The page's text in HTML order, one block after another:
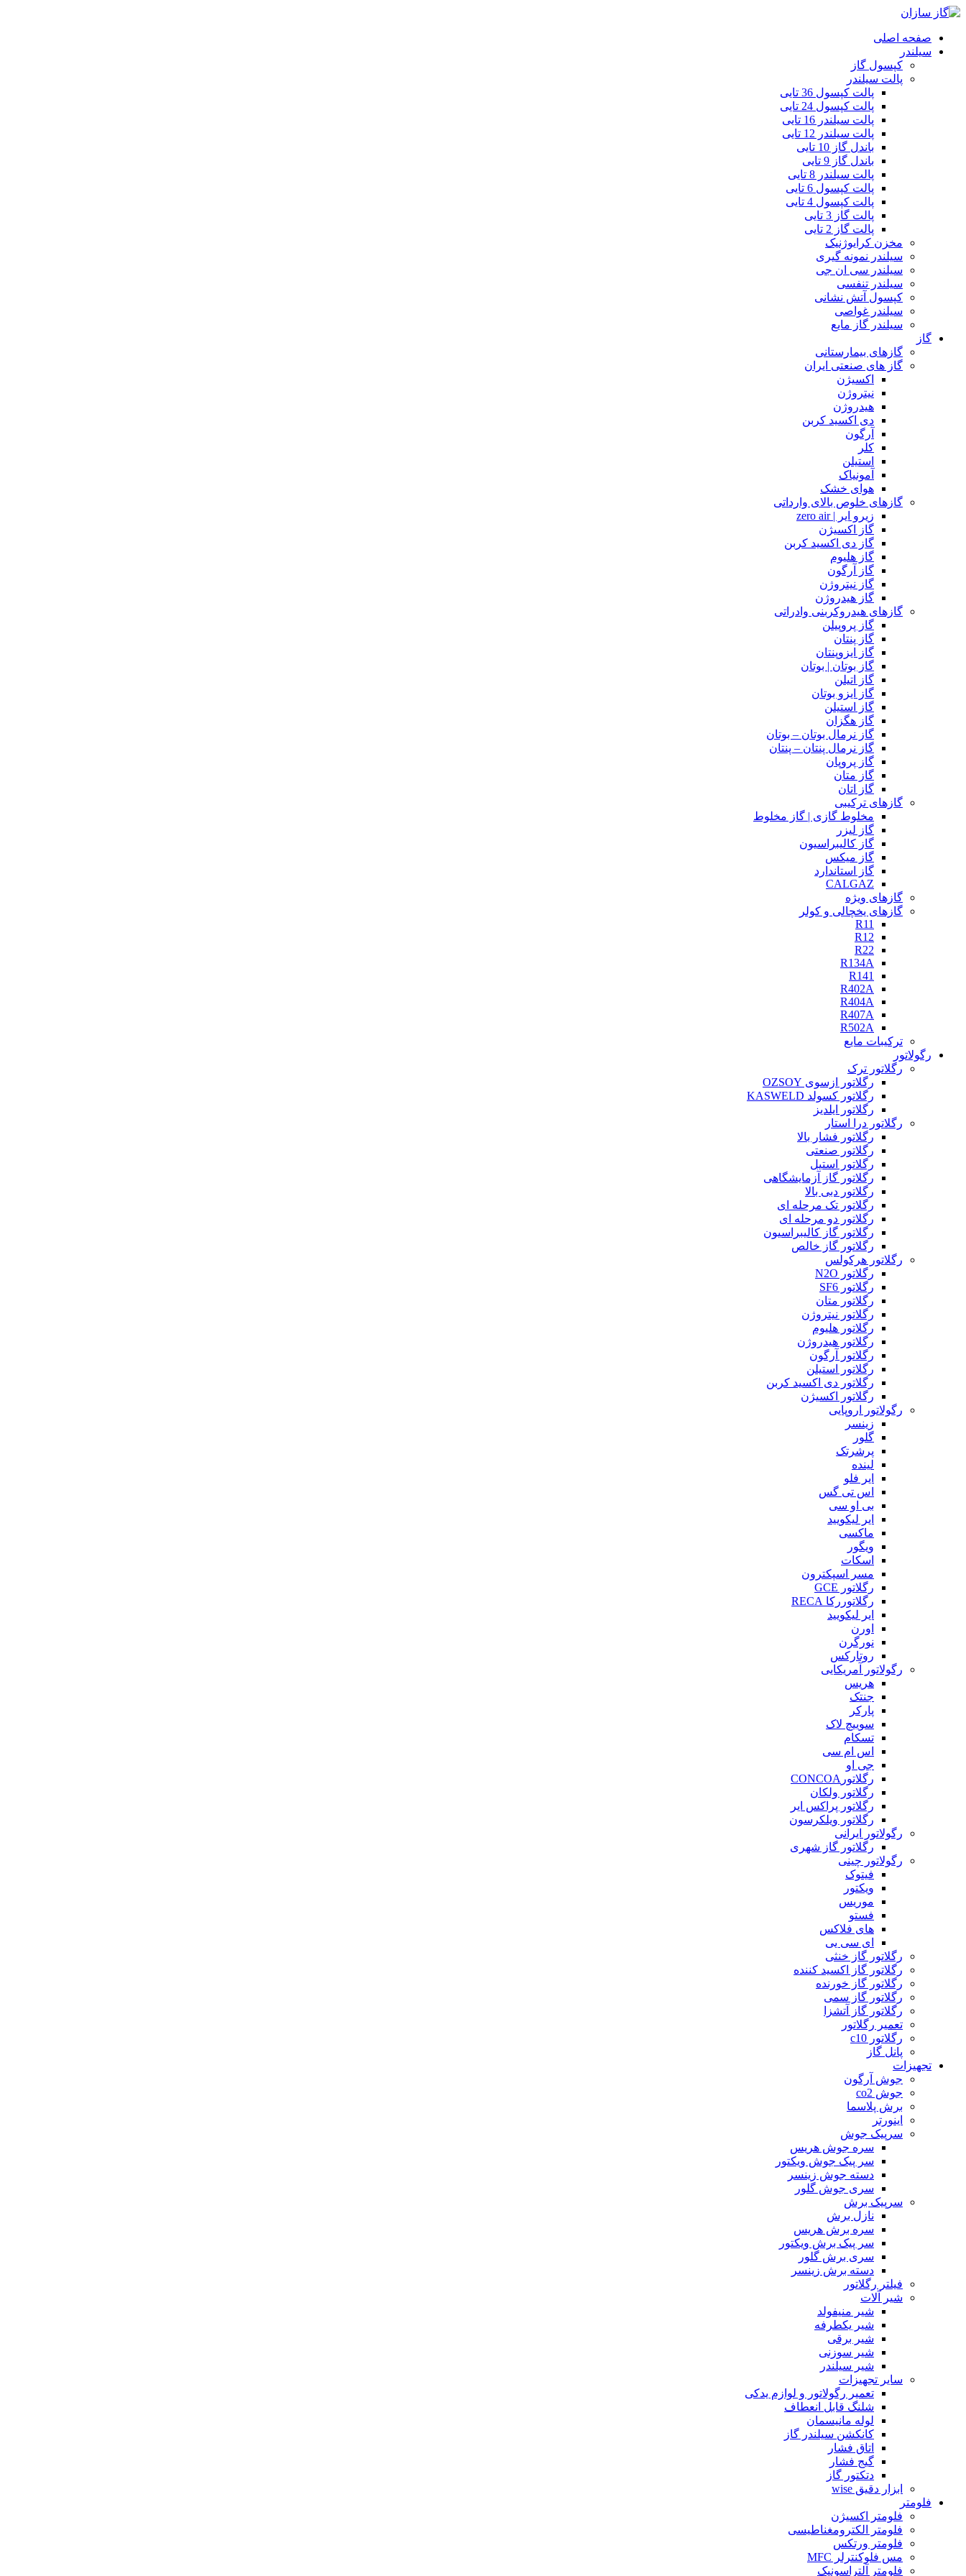
صفحه اصلی
سیلندر
کپسول گاز
پالت سیلندر
پالت کپسول 36 تایی
پالت کپسول 24 تایی
پالت سیلندر 16 تایی
پالت سیلندر 12 تایی
باندل گاز 10 تایی
باندل گاز 9 تایی
پالت سیلندر 8 تایی
پالت کپسول 6 تایی
پالت کپسول 4 تایی
پالت گاز 3 تایی
پالت گاز 2 تایی
مخزن کرایوژنیک
سیلندر نمونه گیری
سیلندر سی ان جی
سیلندر تنفسی
کپسول آتش نشانی
سیلندر غواصی
سیلندر گاز مایع
گاز
گازهای بیمارستانی
گاز های صنعتی ایران
اکسیژن
نیتروژن
هیدروژن
دی اکسید کربن
آرگون
کلر
استیلن
آمونیاک
هوای خشک
گازهای خلوص بالای وارداتی
زیرو ایر | zero air
گاز اکسیژن
گاز دی اکسید کربن
گاز هلیوم
گاز آرگون
گاز نیتروژن
گاز هیدروژن
گازهای هیدروکربنی وادراتی
گاز پروپیلن
گاز پنتان
گاز ایزوپنتان
گاز بوتان | بوتان
گاز اتیلن
گاز ایزو بوتان
گاز استیلن
گاز هگزان
گاز نرمال بوتان – بوتان
گاز نرمال پنتان – پنتان
گاز پروپان
گاز متان
گاز اتان
گازهای ترکیبی
مخلوط گازی | گاز مخلوط
گاز لیزر
گاز کالیبراسیون
گاز میکس
گاز استاندارد
CALGAZ
گازهای ویژه
گازهای یخچالی و کولر
R11
R12
R22
R134A
R141
R402A
R404A
R407A
R502A
ترکیبات مایع
رگولاتور
رگلاتور ترک
رگلاتور ازسوی OZSOY
رگلاتور کسولد KASWELD
رگلاتور ایلدیز
رگلاتور درا استار
رگلاتور فشار بالا
رگلاتور صنعتی
رگلاتور استیل
رگلاتور گاز آزمایشگاهی
رگلاتور دبی بالا
رگلاتور تک مرحله ای
رگلاتور دو مرحله ای
رگلاتور گاز کالیبراسیون
رگلاتور گاز خالص
رگلاتور هرکولس
رگلاتور N2O
رگلاتور SF6
رگلاتور متان
رگلاتور نیتروژن
رگلاتور هلیوم
رگلاتور هیدروژن
رگلاتور آرگون
رگلاتور استیلن
رگلاتور دی اکسید کربن
رگلاتور اکسیژن
رگولاتور اروپایی
زینسر
گلور
پرشرتک
لینده
ایر فلو
اس تی گس
بی او سی
ایر لیکویید
ماکسی
ویگور
اسکات
مسر اسپکترون
رگلاتور GCE
رگلاتوررکا RECA
ایر لیکویید
اورن
نورگرن
روتارکس
رگولاتور آمریکایی
هریس
جنتک
پارکر
سوییچ لاک
تسکام
اس ام سی
جی او
رگلاتورCONCOA
رگلاتور ولکان
رگلاتور پراکس ایر
رگلاتور ویلکرسون
رگولاتور ایرانی
رگلاتور گاز شهری
رگولاتور چینی
فیتوک
ویکتور
موریس
فستو
های فلاکس
ای سی یی
رگلاتور گاز خنثی
رگلاتور گاز اکسید کننده
رگلاتور گاز خورنده
رگلاتور گاز سمی
رگلاتور گاز آتشزا
تعمیر رگلاتور
رگلاتور c10
پانل گاز
تجهیزات
جوش آرگون
جوش co2
برش پلاسما
اینورتر
سرپیک جوش
سره جوش هریس
سر پیک جوش ویکتور
دسته جوش زینسر
سری جوش گلور
سرپیک برش
نازل برش
سره برش هریس
سر پیک برش ویکتور
سری برش گلور
دسته برش زینسر
فیلتر رگلاتور
شیر آلات
شیر منیفولد
شیر یکطرفه
شیر برقی
شیر سوزنی
شیر سیلندر
سایر تجهیزات
تعمیر رگولاتور و لوازم یدکی
شلنگ قابل انعطاف
لوله مانیسمان
کانکشن سیلندر گاز
اتاق فشار
گیج فشار
دتکتور گاز
ابزار دقیق wise
فلومتر
فلومتر اکسیژن
فلومتر الکترومغناطیسی
فلومتر ورتکس
مس فلوکنترلر MFC
فلومتر آلتراسونیک